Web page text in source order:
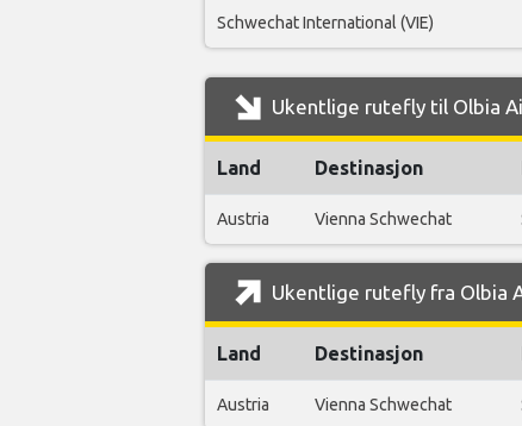
Schwechat International (VIE)
Ukentlige rutefly til Olbia
Land Destinasjon
Austria Vienna Schwechat
Ukentlige rutefly fra Olbia
Land Destinasjon
Austria Vienna Schwechat